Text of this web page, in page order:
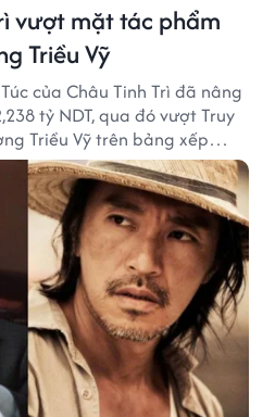
vượt mặt tác phẩm
Triều Vỹ
của Châu Tinh Trì đã nâng
tỷ NDT, qua đó vượt Truy
Triều Vỹ trên bảng xếp